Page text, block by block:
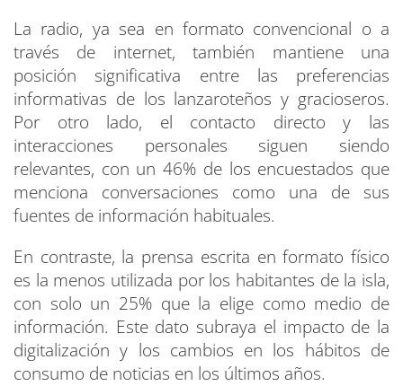
La radio, ya sea en formato convencional o a
través de internet, también mantiene una
posición significativa entre las preferencias
informativas de los lanzaroteños y gracioseros.
Por otro lado, el contacto directo y las
interacciones personales siguen siendo
relevantes, con un 46% de los encuestados que
menciona conversaciones como una de sus
fuentes de información habituales.
En contraste, la prensa escrita en formato físico
es la menos utilizada por los habitantes de la isla,
con solo un 25% que la elige como medio de
información. Este dato subraya el impacto de la
digitalización y los cambios en los hábitos de
consumo de noticias en los últimos años.